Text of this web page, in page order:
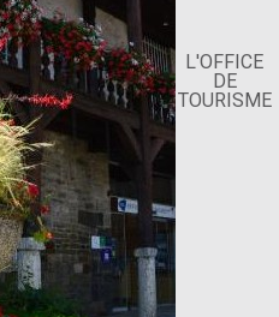
L'OFFICE
DE
TOURISME